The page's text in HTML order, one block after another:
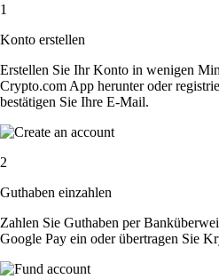
1
Konto erstellen
Erstellen Sie Ihr Konto in wenigen
Crypto.com App herunter oder
bestätigen Sie Ihre E-Mail.
2
Guthaben einzahlen
Zahlen Sie Guthaben per
Google Pay ein oder übertragen Sie